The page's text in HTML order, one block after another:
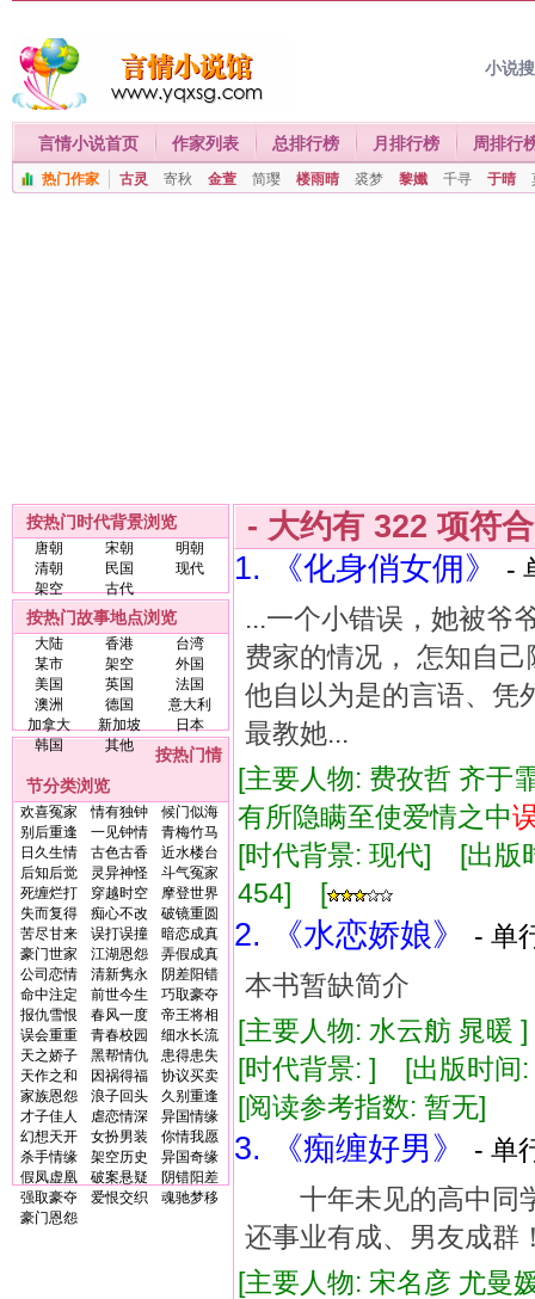
小说
言情小说首页 作家列表 总排行榜 月排行榜 周排行
热门作家 古灵 寄秋 金萱 简璎 楼雨晴 裘梦 黎孅 千寻 于晴
按热门时代背景浏览
唐朝 宋朝
明朝
清朝
民国
现代
架空
古代
按热门故事地点浏览
大陆 香港
台湾
某市
架空
外国
美国
英国
法国
澳洲
德国
意大利
加拿大
新加坡
日本
韩国
其他
按热门情
节分类浏览
欢喜冤家 情有独钟
候门似海
别后重逢
一见钟情
青梅竹马
日久生情
古色古香
近水楼台
后知后觉
灵异神怪
斗气冤家
死缠烂打
穿越时空
摩登世界
失而复得
痴心不改
破镜重圆
苦尽甘来
误打误撞
暗恋成真
豪门世家
江湖恩怨
弄假成真
公司恋情
清新隽永
阴差阳错
命中注定
前世今生
巧取豪夺
报仇雪恨
春风一度
帝王将相
误会重重
青春校园
细水长流
天之娇子
黑帮情仇
患得患失
天作之和
因祸得福
协议买卖
家族恩怨
浪子回头
久别重逢
才子佳人
虐恋情深
异国情缘
幻想天开
女扮男装
你情我愿
杀手情缘
架空历史
异国奇缘
假凤虚凰
破案悬疑
阴错阳差
强取豪夺
爱恨交织
魂驰梦移
豪门恩怨
- 大约有 322 项符
1. 《化身俏女佣》
-
...一个小错误，她被爷
费家的情况， 怎知自
他自以为是的言语、凭
最教她...
[主要人物: 费孜哲 齐
有所隐瞒至使爱情之中
[时代背景: 现代] [出
454] [
2. 《水恋娇娘》
- 单
本书暂缺简介
[主要人物: 水云舫 晁
[时代背景: ] [出版时
[阅读参考指数: 暂无]
3. 《痴缠好男》
- 单
十年未见的高中同学
还事业有成、男友成群
[主要人物: 宋名彦 尤